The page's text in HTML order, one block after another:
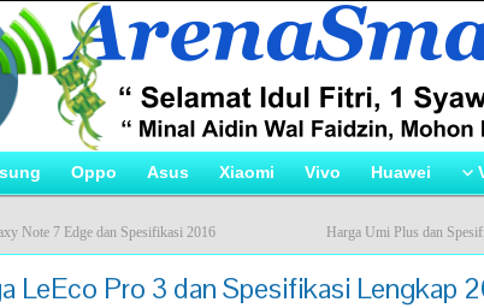
Oppo Asus Xiaomi Vivo Huawei
Note 7 Edge dan Spesifikasi 2016 Harga Umi Plus dan
LeEco Pro 3 dan Spesifikasi Lengkap